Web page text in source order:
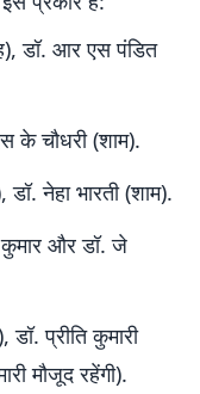
डॉ. आर एस पंडित
के चौधरी (शाम).
नेहा भारती (शाम).
कुमार और डॉ. जे
प्रीति कुमारी
मौजूद रहेंगी).